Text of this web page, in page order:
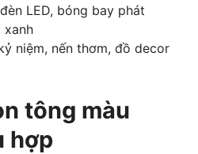
LED, bóng bay phát
xanh
niệm, nến thơm, đồ decor
tông màu
hợp